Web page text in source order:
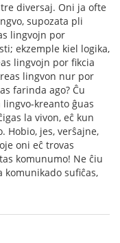
diversaj. Oni ja ofte
supozata pli
lingvojn por
ekzemple kiel logika,
lingvojn por fikcia
lingvon nur por
farinda ago? Ĉu
kreanto ĝuas
la vivon, eĉ kun
Hobio, jes, verŝajne,
oni eĉ trovas
komunumo! Ne ĉiu
komunikado sufiĉas,